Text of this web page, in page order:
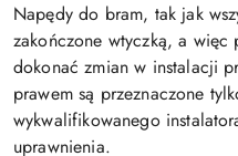
Napędy do bram, tak jak
zakończone wtyczką, a więc
dokonać zmian w instalacji
prawem są przeznaczone
wykwalifikowanego
uprawnienia.